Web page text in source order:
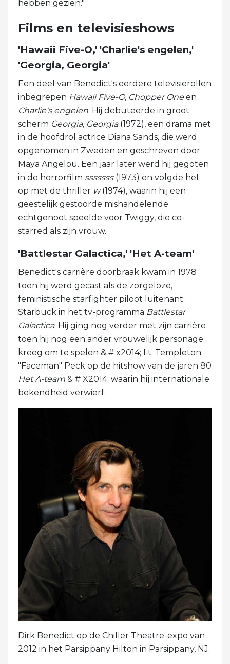
hebben gezien."
Films en televisieshows
'Hawaii Five-O,' 'Charlie's engelen,'
'Georgia, Georgia'
Een deel van Benedict's eerdere televisierollen
inbegrepen Hawaii Five-O, Chopper Oneen
Charlie's engelen. Hij debuteerde in groot
scherm Georgia, Georgia(1972), een drama met
in de hoofdrol actrice Diana Sands, die werd
opgenomen in Zweden en geschreven door
Maya Angelou. Een jaar later werd hij gegoten
in de horrorfilm sssssss(1973) en volgde het
op met de thriller w(1974), waarin hij een
geestelijk gestoorde mishandelende
echtgenoot speelde voor Twiggy, die co-
starred als zijn vrouw.
'Battlestar Galactica,' 'Het A-team'
Benedict's carrière doorbraak kwam in 1978
toen hij werd gecast als de zorgeloze,
feministische starfighter piloot luitenant
Starbuck in het tv-programma Battlestar
Galactica. Hij ging nog verder met zijn carrière
toen hij nog een ander vrouwelijk personage
kreeg om te spelen & # x2014; Lt. Templeton
"Faceman" Peck op de hitshow van de jaren 80
Het A-team & # X2014; waarin hij internationale
bekendheid verwierf.
Dirk Benedict op de Chiller Theatre-expo van
2012 in het Parsippany Hilton in Parsippany, NJ.